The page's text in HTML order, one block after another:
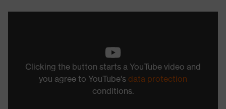
Clicking the button starts a YouTube video and
you agree to YouTube's data protection
conditions.